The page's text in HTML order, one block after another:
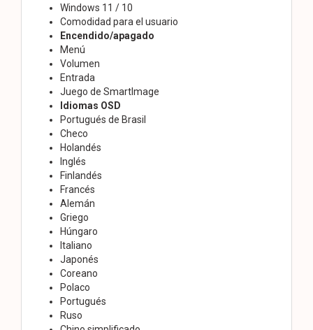
Windows 11 / 10
Comodidad para el usuario
Encendido/apagado
Menú
Volumen
Entrada
Juego de SmartImage
Idiomas OSD
Portugués de Brasil
Checo
Holandés
Inglés
Finlandés
Francés
Alemán
Griego
Húngaro
Italiano
Japonés
Coreano
Polaco
Portugués
Ruso